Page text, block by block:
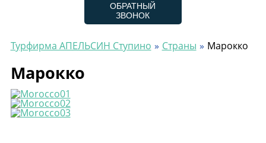
ОБРАТНЫЙ
ЗВОНОК
Турфирма АПЕЛЬСИН Ступино Страны Марокко
Марокко